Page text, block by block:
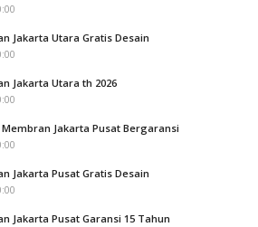
Jakarta Utara Gratis Desain
Jakarta Utara th 2026
Jakarta Pusat Bergaransi
Jakarta Pusat Gratis Desain
Jakarta Pusat Garansi 15 Tahun